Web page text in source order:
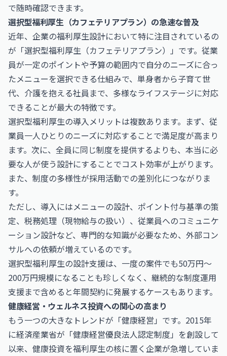
で随時確認できます。
選択型福利厚生（カフェテリアプラン）の急速な普及
近年、企業の福利厚生設計において特に注目されているの
が「選択型福利厚生（カフェテリアプラン）」です。従業
員が一定のポイントや予算の範囲内で自分のニーズに合っ
たメニューを選択できる仕組みで、単身者から子育て世
代、介護を抱える社員まで、多様なライフステージに対応
できることが最大の特徴です。
選択型福利厚生の導入メリットは複数あります。まず、従
業員一人ひとりのニーズに対応することで満足度が高まり
ます。次に、全員に同じ制度を提供するよりも、本当に必
要な人が使う設計にすることでコスト効率が上がります。
また、制度の多様性が採用活動での差別化につながりま
す。
ただし、導入にはメニューの設計、ポイント付与基準の策
定、税務処理（現物給与の扱い）、従業員へのコミュニケ
ーション設計など、専門的な知識が必要なため、外部コン
サルへの依頼が増えているのです。
選択型福利厚生の設計支援は、一度の案件でも50万円〜
200万円規模になることも珍しくなく、継続的な制度運用
支援まで含めると年間契約に発展するケースもあります。
健康経営・ウェルネス投資への関心の高まり
もう一つの大きなトレンドが「健康経営」です。2015年
に経済産業省が「健康経営優良法人認定制度」を創設して
以来、健康投資を福利厚生の核に置く企業が急増していま